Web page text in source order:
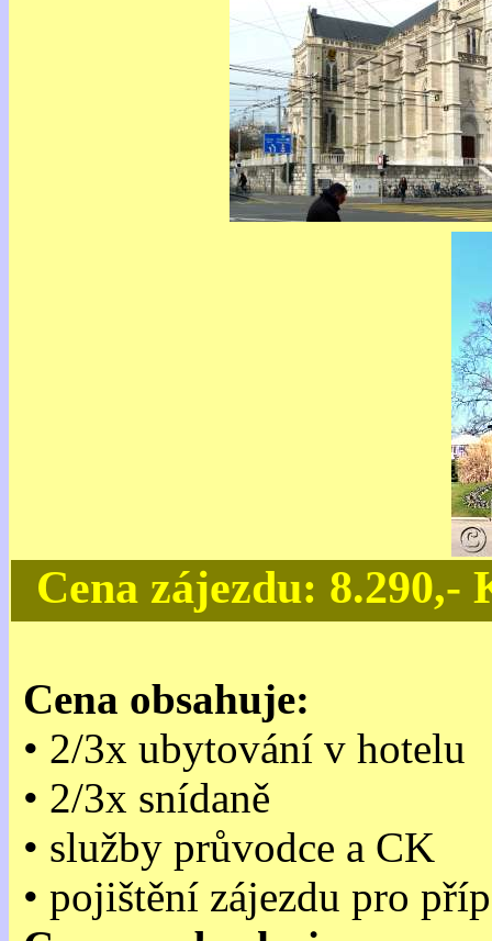
Cena zájezdu: 8.290,-
Cena obsahuje:
• 2/3x ubytování v hotelu
• 2/3x snídaně
• služby průvodce a CK
• pojištění zájezdu pro